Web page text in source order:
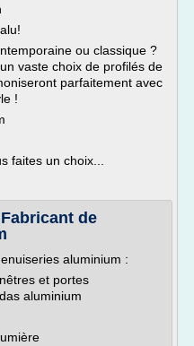
ou classique ?
vaste choix de profilés de
parfaitement avec
!
faites un choix...
de
aluminium :
et portes
aluminium